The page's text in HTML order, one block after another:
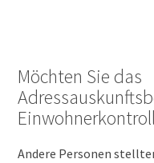
Möchten Sie das
Andere Personen